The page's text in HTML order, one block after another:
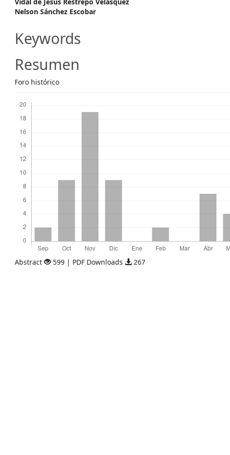
Content
Nelson Sánchez Escobar
Keywords
Resumen
Foro histórico
Abstract 599 | PDF Downloads 267